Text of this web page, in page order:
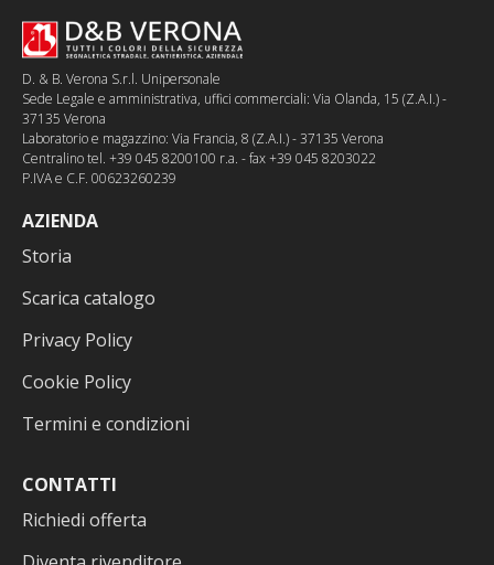
D. & B. Verona S.r.l. Unipersonale
Sede Legale e amministrativa, uffici commerciali: Via Olanda, 15 (Z.A.I.) -
37135 Verona
Laboratorio e magazzino: Via Francia, 8 (Z.A.I.) - 37135 Verona
Centralino tel. +39 045 8200100 r.a. - fax +39 045 8203022
P.IVA e C.F. 00623260239
AZIENDA
Storia
Scarica catalogo
Privacy Policy
Cookie Policy
Termini e condizioni
CONTATTI
Richiedi offerta